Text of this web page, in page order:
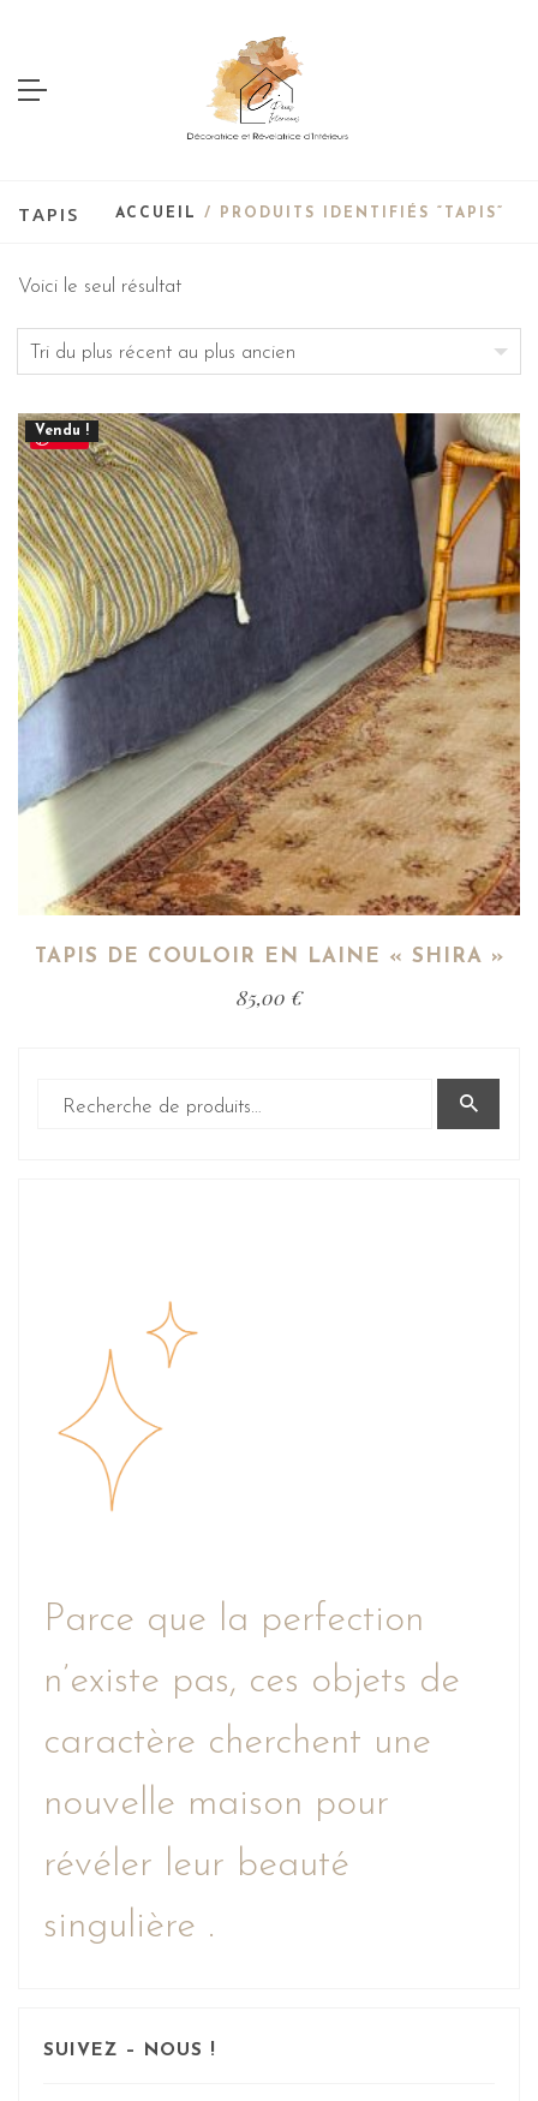
TAPIS ACCUEIL / PRODUITS IDENTIFIÉS “TAPIS”
Voici le seul résultat
Save
Vendu !
TAPIS DE COULOIR EN LAINE « SHIRA »
85,00 €
Parce que la perfection
n’existe pas, ces objets de
caractère cherchent une
nouvelle maison pour
révéler leur beauté
singulière .
SUIVEZ – NOUS !